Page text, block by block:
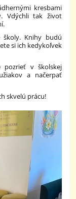
kresbami
Vdýchli tak život
Knihy budú
si ich kedykoľvek
pozrieť v školskej
a načerpať
skvelú prácu!